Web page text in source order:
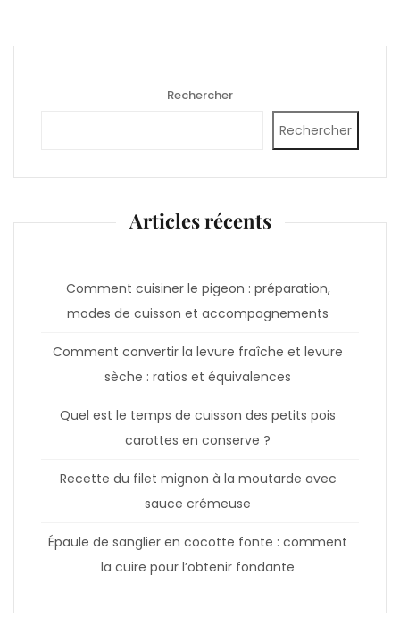
Rechercher
Rechercher
Articles récents
Comment cuisiner le pigeon : préparation,
modes de cuisson et accompagnements
Comment convertir la levure fraîche et levure
sèche : ratios et équivalences
Quel est le temps de cuisson des petits pois
carottes en conserve ?
Recette du filet mignon à la moutarde avec
sauce crémeuse
Épaule de sanglier en cocotte fonte : comment
la cuire pour l’obtenir fondante